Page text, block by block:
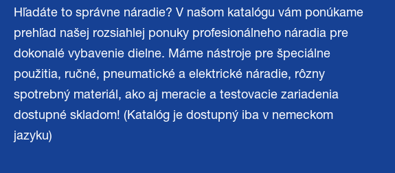
Hľadáte to správne náradie? V našom katalógu vám ponúkame
prehľad našej rozsiahlej ponuky profesionálneho náradia pre
dokonalé vybavenie dielne. Máme nástroje pre špeciálne
použitia, ručné, pneumatické a elektrické náradie, rôzny
spotrebný materiál, ako aj meracie a testovacie zariadenia
dostupné skladom! (Katalóg je dostupný iba v nemeckom
jazyku)